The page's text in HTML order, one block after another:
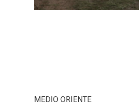
MEDIO ORIENTE